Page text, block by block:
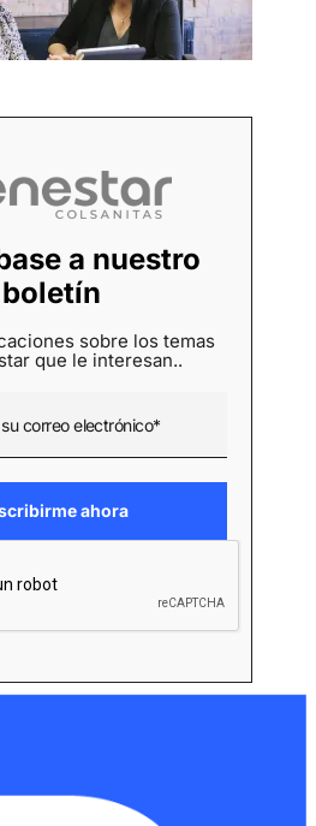
a nuestro
boletín
sobre los temas
que le interesan..